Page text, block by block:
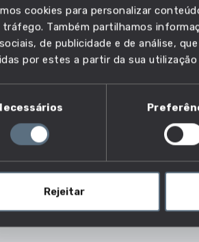
cookies para personalizar
Também partilhamos
de publicidade e de análise,
por estes a partir da sua
Rejeitar
de
de máquinas
instalam e asseguram o
fita, limas alternativas e máquinas
cortando e removendo com